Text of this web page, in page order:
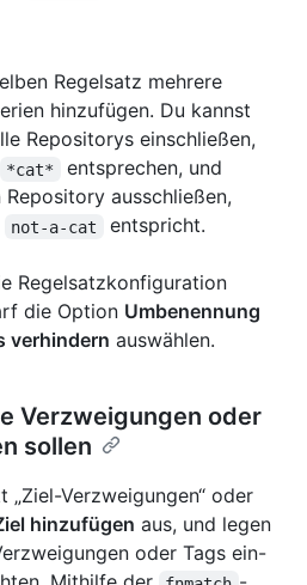
Regelsatz mehrere
hinzufügen. Du kannst
Repositorys einschließen,
*cat*
entsprechen, und
ausschließen,
not-a-cat entspricht.
Regelsatzkonfiguration
die Option Umbenennung
verhindern auswählen.
Verzweigungen oder
sollen
„Ziel-Verzweigungen“ oder
hinzufügen aus, und legen
oder Tags ein-